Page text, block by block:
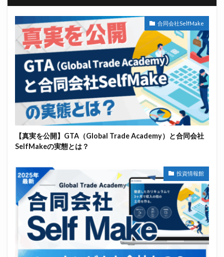
合同会社SelfMake
【真実を公開】GTA（Global Trade Academy）と合同会社
SelfMakeの実態とは？
投資情報館